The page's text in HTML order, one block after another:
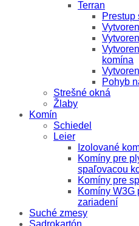
Terran
Prestup
komína
Pohyb
Strešné okná
Žlaby
Komín
Schiedel
Leier
Izolované
Komíny pre
spaľovacou
Komíny pre
Komíny W3G
zariadení
Suché zmesy